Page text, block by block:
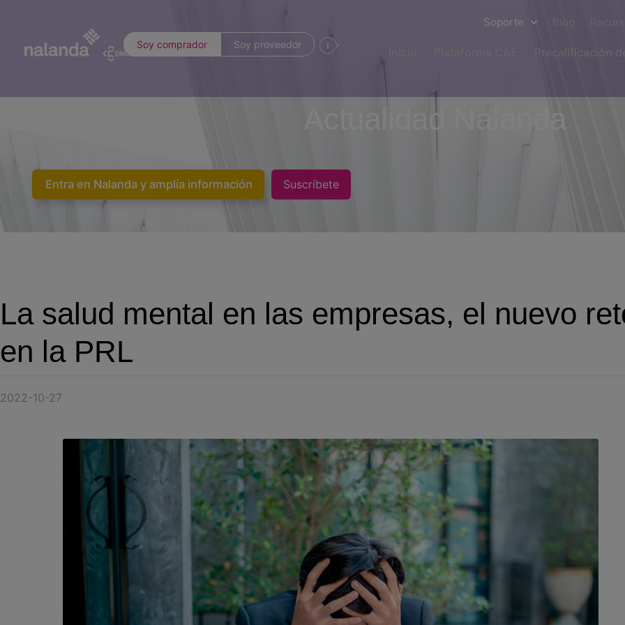
Soy comprador Soy proveedor
Soporte
Precalificación
Actualidad Nalanda
Entra en Nalanda y amplía información Suscríbete
La salud mental en las empresas, el nuevo
en la PRL
2022-10-27